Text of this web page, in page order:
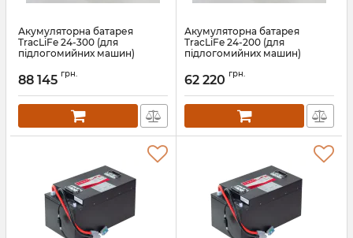
Акумуляторна батарея
TracLiFe 24-300 (для
підлогомийних машин)
88 145 грн.
Акумуляторна батарея
TracLiFe 24-200 (для
підлогомийних машин)
62 220 грн.